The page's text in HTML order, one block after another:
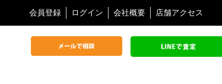
会員登録 ログイン 会社概要 店舗アクセス